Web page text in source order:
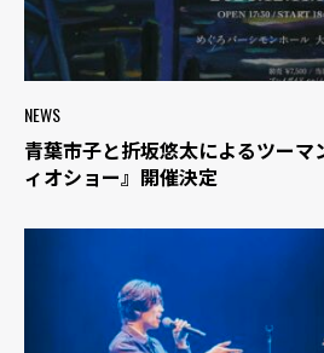
NEWS
青葉市子と折坂悠太によるツーマ
ィオショー』開催決定